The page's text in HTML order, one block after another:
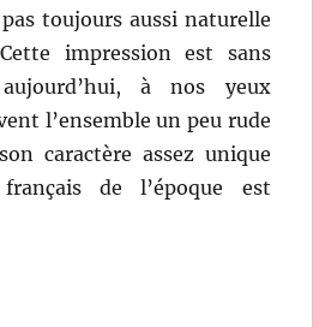
toujours aussi naturelle
impression est sans
à nos yeux
l’ensemble un peu rude
caractère assez unique
de l’époque est